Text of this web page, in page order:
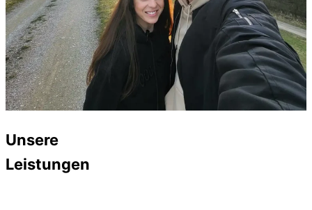
Unsere
Leistungen